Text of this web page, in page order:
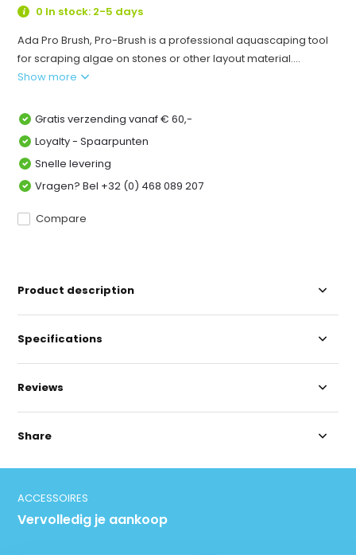
0 In stock: 2-5 days
Ada Pro Brush, Pro-Brush is a professional aquascaping tool
for scraping algae on stones or other layout material....
Show more
Gratis verzending vanaf € 60,-
Loyalty - Spaarpunten
Snelle levering
Vragen? Bel +32 (0) 468 089 207
Compare
Product description
Specifications
Reviews
Share
ACCESSOIRES
Vervolledig je aankoop